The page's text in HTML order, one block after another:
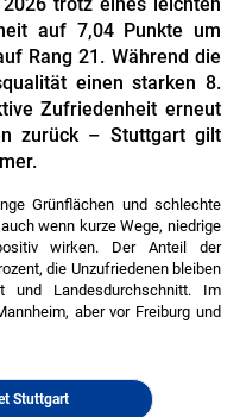
auf 7,04 Punkte um
Rang 21. Während die
einen starken 8.
Zufriedenheit erneut
zurück – Stuttgart gilt
Grünflächen und schlechte
wenn kurze Wege, niedrige
wirken. Der Anteil der
die Unzufriedenen bleiben
Landesdurchschnitt. Im
aber vor Freiburg und
Stuttgart